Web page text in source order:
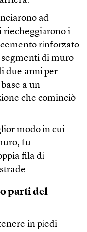
ad
riecheggiarono i
rinforzato
di muro
due anni per
a un
che cominciò
modo in cui
fu
fila di
parti del
in piedi